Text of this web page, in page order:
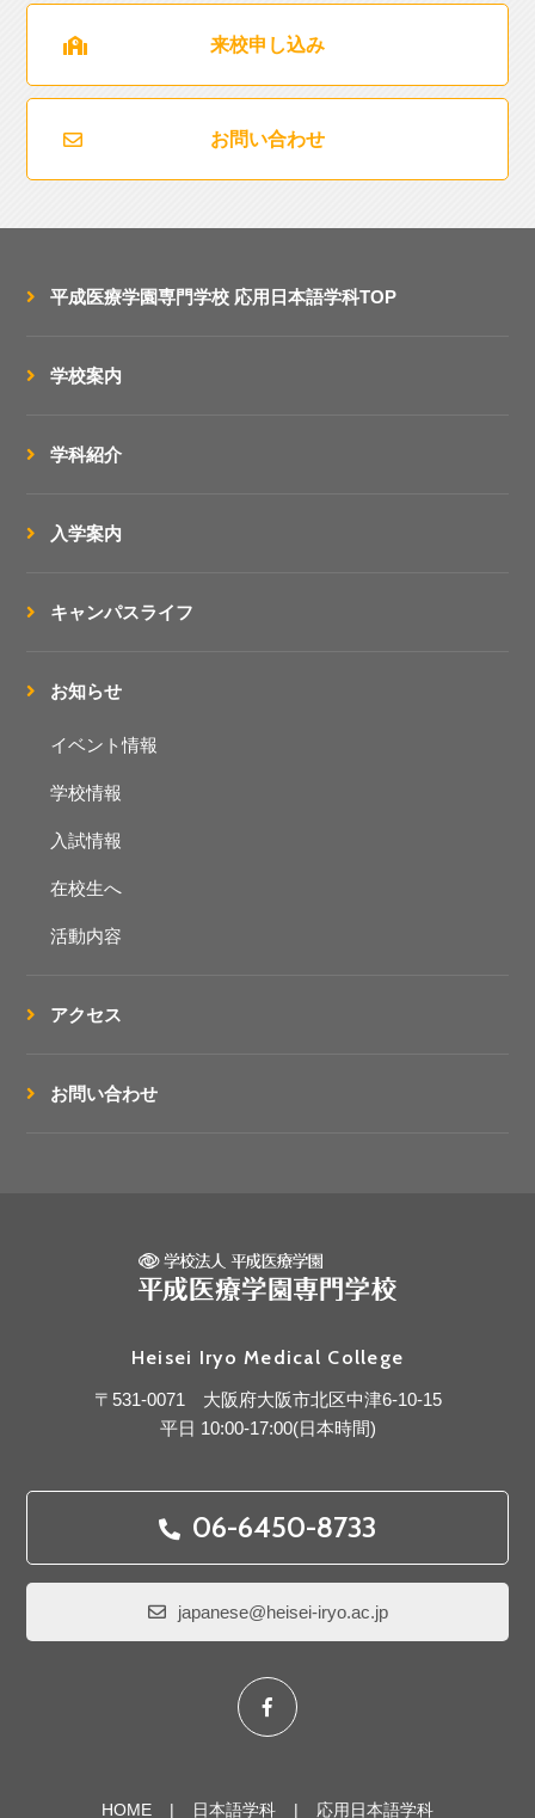
来校申し込み
お問い合わせ
平成医療学園専門学校 応用日本語学科TOP
学校案内
学科紹介
入学案内
キャンパスライフ
お知らせ
イベント情報
学校情報
入試情報
在校生へ
活動内容
アクセス
お問い合わせ
Heisei Iryo Medical College
〒531-0071 大阪府大阪市北区中津6-10-15
平日 10:00-17:00(日本時間)
06-6450-8733
japanese@heisei-iryo.ac.jp
HOME 日本語学科 応用日本語学科